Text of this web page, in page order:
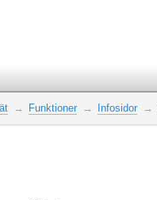
Funktioner Infosidor